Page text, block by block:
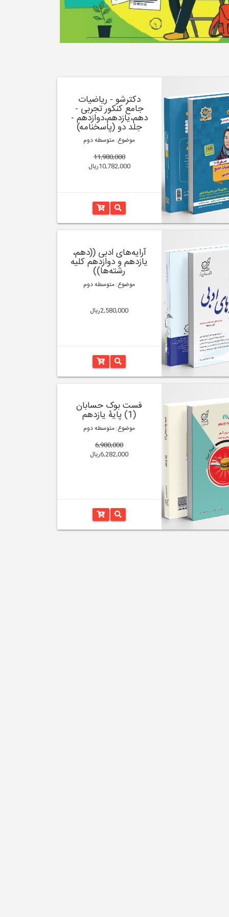
دکترشو - ریاضیات
جامع کنکور تجربی -
دهم،یازدهم،دوازدهم -
جلد دو (پاسخنامه)
موضوع: متوسطه دوم
11,980,000
10,782,000ریال
آرایه‌های ادبی ((دهم،
یازدهم و دوازدهم کلیه
رشته‌‌ها))
موضوع: متوسطه دوم
2,580,000ریال
فست بوک حسابان
(1) پایۀ یازدهم
موضوع: متوسطه دوم
6,980,000
6,282,000ریال